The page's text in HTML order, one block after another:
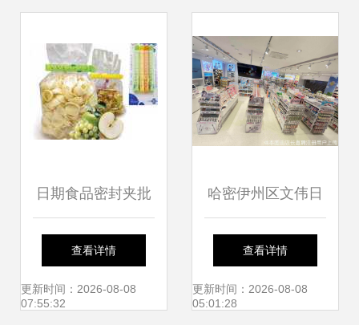
日期食品密封夹批
发采购指南 如何甄
选合作厂家与价格
查看详情
更新时间：2026-08-08
07:55:32
哈密伊州区文伟日
用百货店 日用百货
的温馨驿站
查看详情
更新时间：2026-08-08
05:01:28